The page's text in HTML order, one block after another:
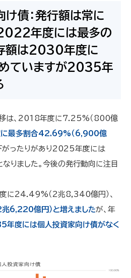
債：発行額は常に
年度には最多の
額は2030年度に
ていますが2035年
は、2018年度に7.25%（800億
最多割合42.69%（6,900億
がったりがあり2025年度には
りました。今後の発行動向に注目
に24.49%（2兆8,340億円）、
6,220億円）と増えましたが、年
年度には個人投資家向け債がなく